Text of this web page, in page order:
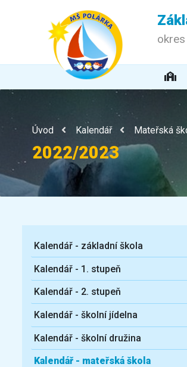
Úvod Kalendář Mateřská
2022/2023
Kalendář - základní škola
Kalendář - 1. stupeň
Kalendář - 2. stupeň
Kalendář - školní jídelna
Kalendář - školní družina
Kalendář - mateřská škola